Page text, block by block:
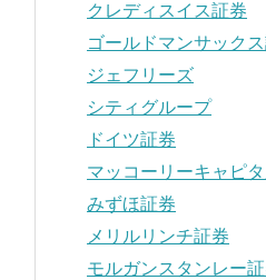
クレディスイス証券
ゴールドマンサック
ジェフリーズ
シティグループ
ドイツ証券
マッコーリーキャピ
みずほ証券
メリルリンチ証券
モルガンスタンレー